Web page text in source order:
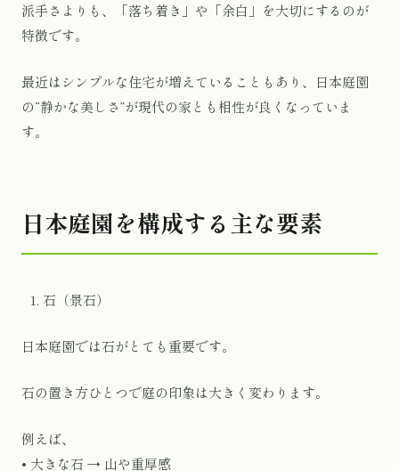
派手さよりも、「落ち着き」や「余白」を大切にするのが
特徴です。
最近はシンプルな住宅が増えていることもあり、日本庭園
の“静かな美しさ”が現代の家とも相性が良くなっていま
す。
日本庭園を構成する主な要素
石（景石）
日本庭園では石がとても重要です。
石の置き方ひとつで庭の印象は大きく変わります。
例えば、
• 大きな石 → 山や重厚感